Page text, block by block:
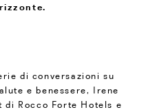
di conversazioni su
e benessere, Irene
di Rocco Forte Hotels e